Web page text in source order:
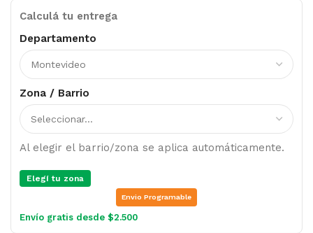
Calculá tu entrega
Departamento
Zona / Barrio
Al elegir el barrio/zona se aplica automáticamente.
Elegí tu zona
Envio Programable
Envío gratis desde $2.500